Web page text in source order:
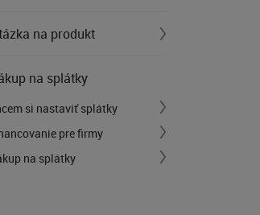
na produkt
na splátky
si nastaviť splátky
pre firmy
na splátky